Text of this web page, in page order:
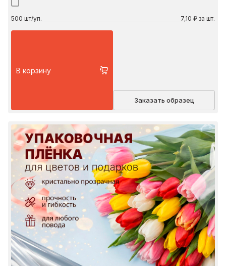
500 шт/уп. 7,10 ₽ за шт.
В корзину
Заказать образец